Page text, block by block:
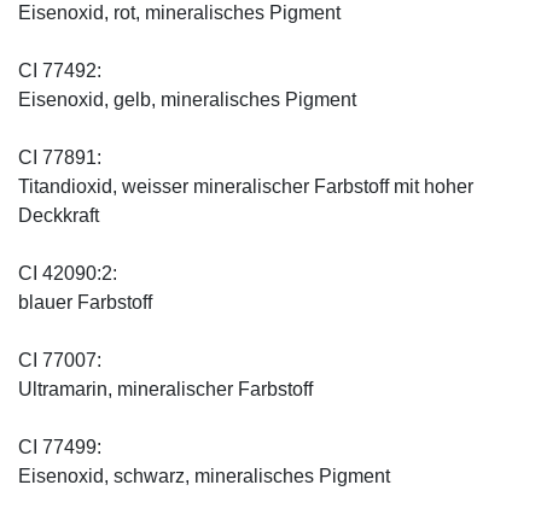
Eisenoxid, rot, mineralisches Pigment
CI 77492:
Eisenoxid, gelb, mineralisches Pigment
CI 77891:
Titandioxid, weisser mineralischer Farbstoff mit hoher
Deckkraft
CI 42090:2:
blauer Farbstoff
CI 77007:
Ultramarin, mineralischer Farbstoff
CI 77499:
Eisenoxid, schwarz, mineralisches Pigment